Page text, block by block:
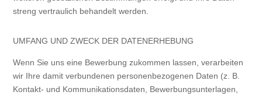
streng vertraulich behandelt werden.
UMFANG UND ZWECK DER DATENERHEBUNG
Wenn Sie uns eine Bewerbung zukommen lassen, verarbeiten
wir Ihre damit verbundenen personenbezogenen Daten (z. B.
Kontakt- und Kommunikationsdaten, Bewerbungsunterlagen,